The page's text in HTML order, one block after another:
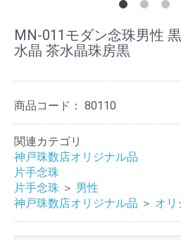
MN-011モダン念珠男性
水晶 茶水晶珠房黒
商品コード： 80110
関連カテゴリ
神戸珠数店オリジナル品
片手念珠
片手念珠 ＞ 男性
神戸珠数店オリジナル品 ＞ オリ